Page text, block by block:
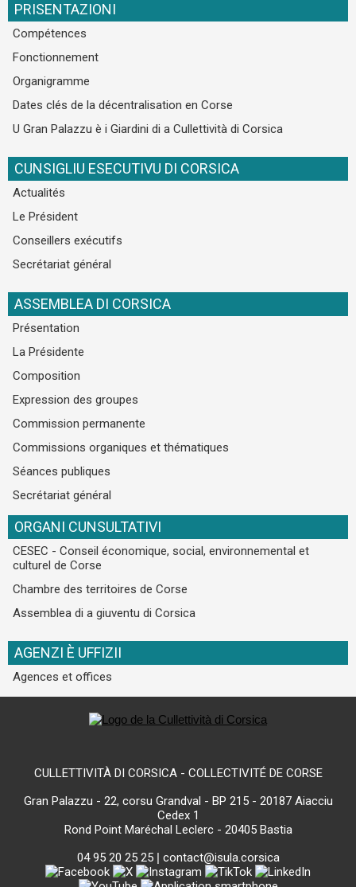
PRISENTAZIONI
Compétences
Fonctionnement
Organigramme
Dates clés de la décentralisation en Corse
U Gran Palazzu è i Giardini di a Cullettività di Corsica
CUNSIGLIU ESECUTIVU DI CORSICA
Actualités
Le Président
Conseillers exécutifs
Secrétariat général
ASSEMBLEA DI CORSICA
Présentation
La Présidente
Composition
Expression des groupes
Commission permanente
Commissions organiques et thématiques
Séances publiques
Secrétariat général
ORGANI CUNSULTATIVI
CESEC - Conseil économique, social, environnemental et
culturel de Corse
Chambre des territoires de Corse
Assemblea di a giuventu di Corsica
AGENZI È UFFIZII
Agences et offices
CULLETTIVITÀ DI CORSICA - COLLECTIVITÉ DE CORSE
Gran Palazzu - 22, corsu Grandval - BP 215 - 20187 Aiacciu
Cedex 1
Rond Point Maréchal Leclerc - 20405 Bastia
04 95 20 25 25| contact@isula.corsica